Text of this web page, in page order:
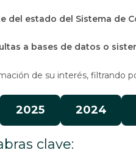
del estado del Sistema de
a bases de datos o
de su interés, filtrando
2025 2024
clave: